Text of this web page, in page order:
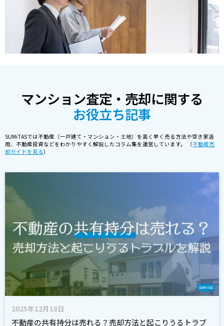
マンション査定・売却に関する
お役立ち記事
SUMiTASでは不動産（一戸建て・マンション・土地）を高く早く売る方法や空き家活
用、不動産投資などをわかりやすく解説したコラム集を運営しています。 （不動産売
却ガイドを見る）
2025年12月18日
不動産の共有持分は売れる？売却方法と起こりうるトラブ